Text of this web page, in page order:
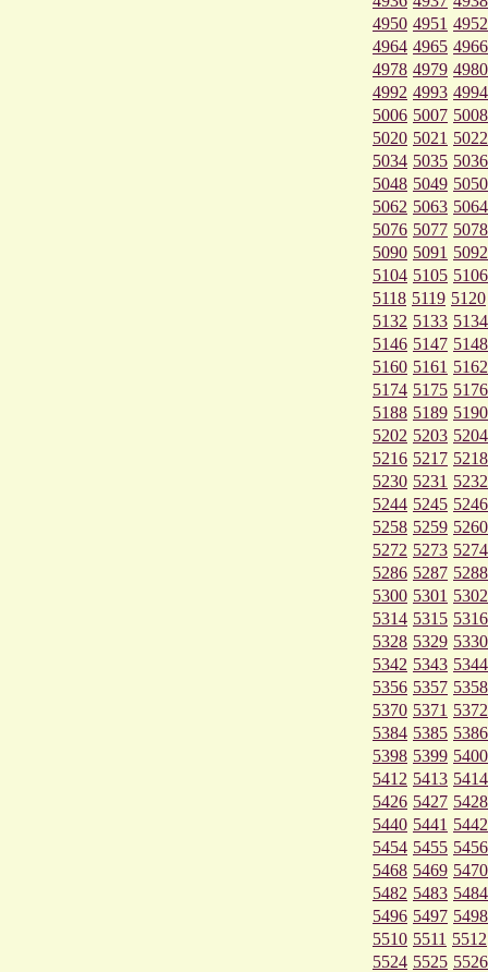
4950 4951 4952
4964 4965 4966
4978 4979 4980
4992 4993 4994
5006 5007 5008
5020 5021 5022
5034 5035 5036
5048 5049 5050
5062 5063 5064
5076 5077 5078
5090 5091 5092
5104 5105 5106
5118 5119 5120
5132 5133 5134
5146 5147 5148
5160 5161 5162
5174 5175 5176
5188 5189 5190
5202 5203 5204
5216 5217 5218
5230 5231 5232
5244 5245 5246
5258 5259 5260
5272 5273 5274
5286 5287 5288
5300 5301 5302
5314 5315 5316
5328 5329 5330
5342 5343 5344
5356 5357 5358
5370 5371 5372
5384 5385 5386
5398 5399 5400
5412 5413 5414
5426 5427 5428
5440 5441 5442
5454 5455 5456
5468 5469 5470
5482 5483 5484
5496 5497 5498
5510 5511 5512
5524 5525 5526